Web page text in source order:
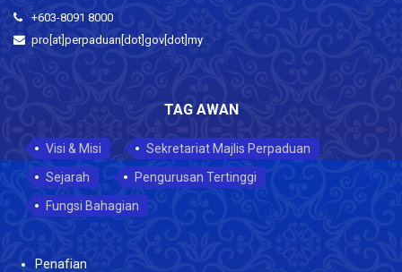
+603-8091 8000
pro[at]perpaduan[dot]gov[dot]my
TAG AWAN
Visi & Misi
Sekretariat Majlis Perpaduan
Sejarah
Pengurusan Tertinggi
Fungsi Bahagian
Penafian